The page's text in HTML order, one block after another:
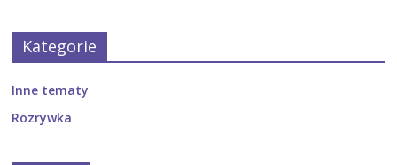
Kategorie
Inne tematy
Rozrywka